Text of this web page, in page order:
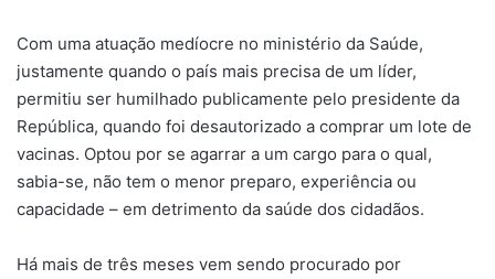
Com uma atuação medíocre no ministério da Saúde,
justamente quando o país mais precisa de um líder,
permitiu ser humilhado publicamente pelo presidente da
República, quando foi desautorizado a comprar um lote de
vacinas. Optou por se agarrar a um cargo para o qual,
sabia-se, não tem o menor preparo, experiência ou
capacidade – em detrimento da saúde dos cidadãos.
Há mais de três meses vem sendo procurado por